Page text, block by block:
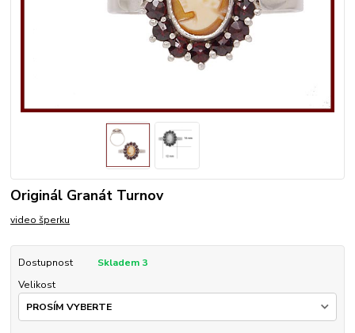
Originál Granát Turnov
video šperku
Dostupnost
Skladem 3
Velikost